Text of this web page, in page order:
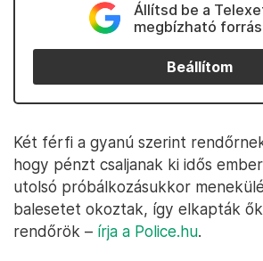
Állítsd be a
megbízható
Beállítom
Két férfi a gyanú szerint
hogy pénzt csaljanak ki idős
utolsó próbálkozásukkor
balesetet okoztak, így elkapták
rendőrök – írja a Police.hu.